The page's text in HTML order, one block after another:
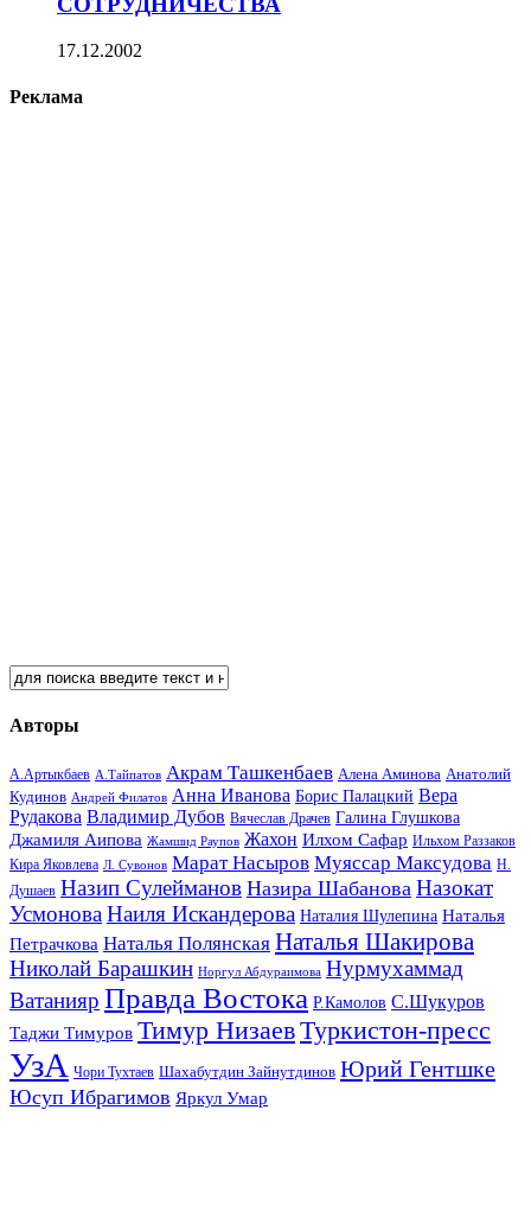
17.12.2002
Реклама
Авторы
А.Артыкбаев А.Тайпатов Акрам Ташкенбаев Алена Аминова Анатолий
Кудинов Андрей Филатов Анна Иванова Борис Палацкий Вера
Рудакова Владимир Дубов Вячеслав Драчев Галина Глушкова
Джамиля Аипова Жамшид Раупов Жахон Илхом Сафар Ильхом Раззаков
Кира Яковлева Л. Сувонов Марат Насыров Муяссар Максудова Н.
Душаев Назип Сулейманов Назира Шабанова Назокат
УсмоноваНаиля Искандерова Наталия Шулепина Наталья
Петрачкова Наталья Полянская Наталья Шакирова
Николай Барашкин Норгул Абдураимова Нурмухаммад
Ватанияр Правда Востока Р.Камолов С.Шукуров
Таджи Тимуров Тимур НизаевТуркистон-пресс
УзА Чори Тухтаев Шахабутдин Зайнутдинов Юрий Гентшке
Юсуп Ибрагимов Яркул Умар